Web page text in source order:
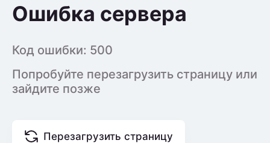
Ошибка сервера
Код ошибки: 500
Попробуйте перезагрузить страницу или
зайдите позже
Перезагрузить страницу